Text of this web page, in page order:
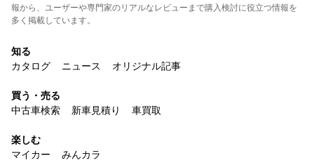
報から、ユーザーや専門家のリアルなレビューまで購入検討に役立つ情報を
多く掲載しています。
知る
カタログ
ニュース オリジナル記事
買う・売る
中古車検索
新車見積り 車買取
楽しむ
マイカー
みんカラ